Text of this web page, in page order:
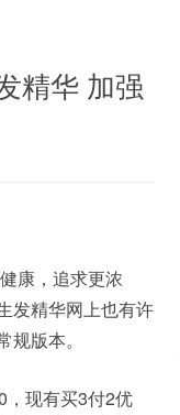
精华 加强
康，追求更浓
发精华网上也有许
版本。
，现有买3付2优